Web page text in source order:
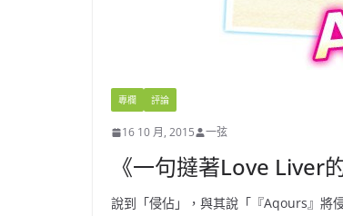
專欄 評論
16 10 月, 2015 一弦
《一句撻著Love Liver
說到「侵佔」，與其說「『Aqours』將